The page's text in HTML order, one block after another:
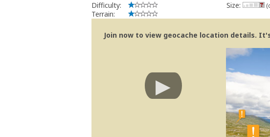
Difficulty:
Terrain:
Size:
Join now to view geocache location details.